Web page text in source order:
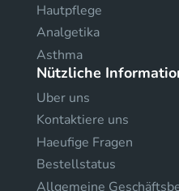
Hautpflege
Analgetika
Asthma
Nützliche
Uber uns
Kontaktiere uns
Haeufige Fragen
Bestellstatus
Allgemeine